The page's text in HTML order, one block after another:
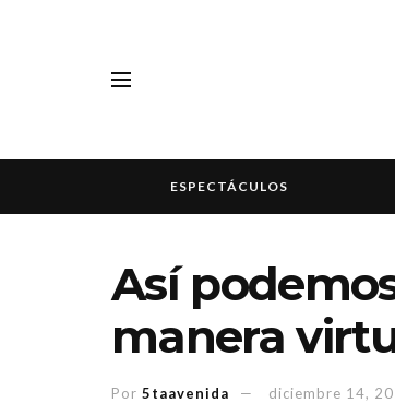
ESPECTÁCULOS
Así
manera
Por 5taavenida diciembre 14,